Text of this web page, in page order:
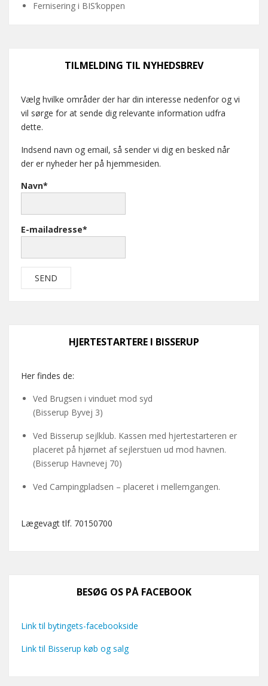
Fernisering i BIS’koppen
TILMELDING TIL NYHEDSBREV
Vælg hvilke områder der har din interesse nedenfor og vi
vil sørge for at sende dig relevante information udfra
dette.
Indsend navn og email, så sender vi dig en besked når
der er nyheder her på hjemmesiden.
Navn*
E-mailadresse*
HJERTESTARTERE I BISSERUP
Her findes de:
Ved Brugsen i vinduet mod syd
(Bisserup Byvej 3)
Ved Bisserup sejlklub. Kassen med hjertestarteren er
placeret på hjørnet af sejlerstuen ud mod havnen.
(Bisserup Havnevej 70)
Ved Campingpladsen – placeret i mellemgangen.
Lægevagt tlf. 70150700
BESØG OS PÅ FACEBOOK
Link til bytingets-facebookside
Link til Bisserup køb og salg